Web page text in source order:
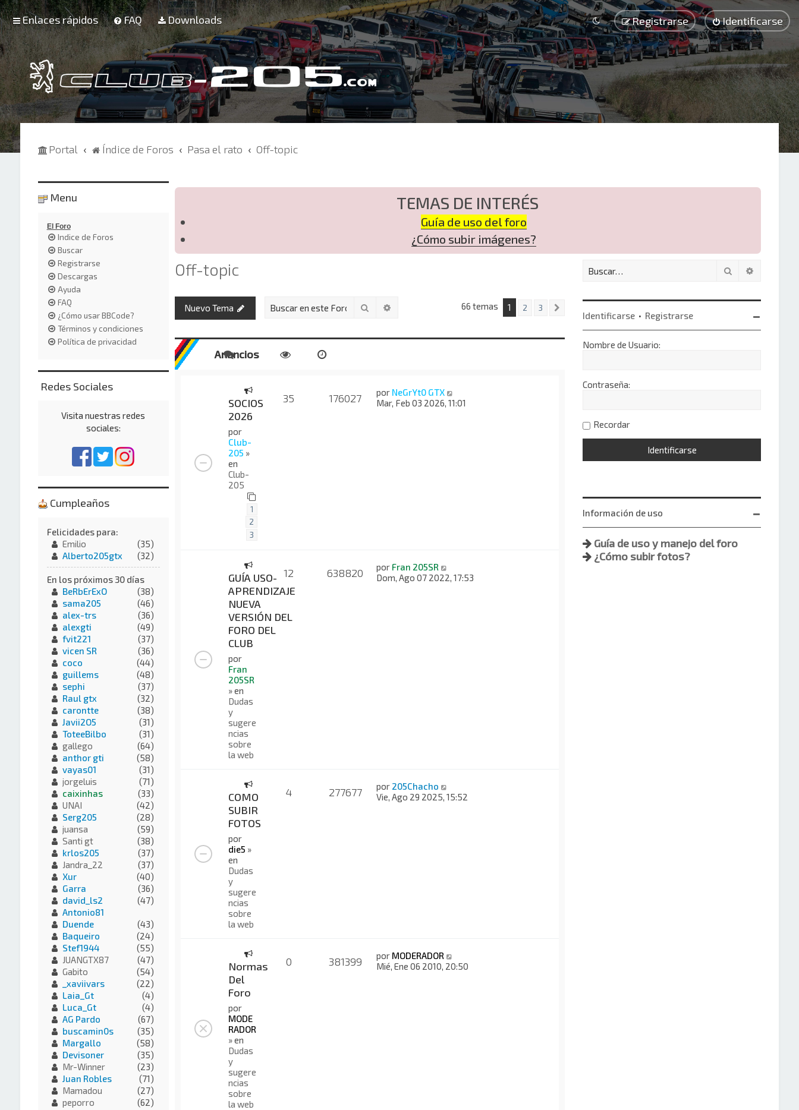
Enlaces rápidos FAQ Downloads Identificarse
Registrarse
Portal Índice de Foros Pasa el rato Off-topic
TEMAS DE INTERÉS
Guía de uso del foro
¿Cómo subir imágenes?
Off-topic
Nuevo Tema Buscar Búsqueda avanzada66 temas 1 2 3
Anuncios
SOCIOS
2026
por
Club-
205 »
en
Club-
205
1
2
3
35 176027 por NeGrYt0 GTX
Mar, Feb 03 2026, 11:01
GUÍA USO-
APRENDIZAJE
NUEVA
VERSIÓN DEL
FORO DEL
CLUB
por
Fran
205SR
» en
Dudas
y
sugere
ncias
sobre
la web
12 638820 por Fran 205SR
Dom, Ago 07 2022, 17:53
COMO
SUBIR
FOTOS
por
die5 »
en
Dudas
y
sugere
ncias
sobre
la web
4 277677 por 205Chacho
Vie, Ago 29 2025, 15:52
Normas
Del
Foro
por
MODE
RADOR
» en
Dudas
y
sugere
ncias
sobre
la web
0 381399 por MODERADOR
Mié, Ene 06 2010, 20:50
Buscar
Identificarse • Registrarse
Nombre de Usuario:
Contraseña:
Recordar
Información de uso
Guía de uso y manejo del foro
¿Cómo subir fotos?
Menu
El Foro
Indice de Foros
Buscar
Registrarse
Descargas
Ayuda
FAQ
¿Cómo usar BBCode?
Términos y condiciones
Política de privacidad
Redes Sociales
Visita nuestras redes
sociales:
Cumpleaños
Felicidades para:
Emilio
(35)
Alberto205gtx
(32)
En los próximos 30 días
BeRbErExO
(38)
sama205
(46)
alex-trs
(36)
alexgti
(49)
fvit221
(37)
vicen SR
(36)
coco
(44)
guillems
(48)
sephi
(37)
Raul gtx
(32)
carontte
(38)
Javii2O5
(31)
ToteeBilbo
(31)
gallego
(64)
anthor gti
(58)
vayas01
(31)
jorgeluis
(71)
caixinhas
(33)
UNAI
(42)
Serg205
(28)
juansa
(59)
Santi gt
(38)
krlos205
(37)
Jandra_22
(37)
Xur
(40)
Garra
(36)
david_ls2
(47)
Antonio81
Duende
(43)
Baqueiro
(24)
Stef1944
(55)
JUANGTX87
(47)
Gabito
(54)
_xaviivars
(22)
Laia_Gt
(4)
Luca_Gt
(4)
AG Pardo
(67)
buscamin0s
(35)
Margallo
(58)
Devisoner
(35)
Mr-Winner
(23)
Juan Robles
(71)
Mamadou
(27)
peporro
(62)